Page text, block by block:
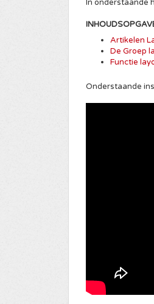
In onderstaande
Artikelen
De Groep
Functie
Onderstaande